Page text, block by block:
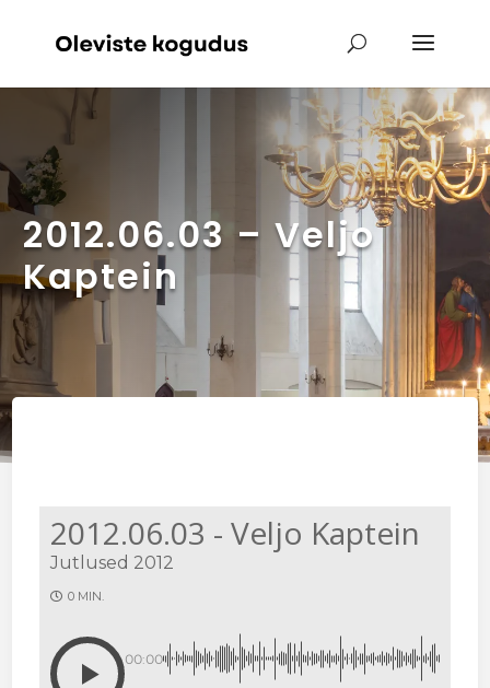
2012.06.03 – Veljo
Kaptein
2012.06.03 - Veljo Kaptein
Jutlused 2012
0 MIN.
00:00